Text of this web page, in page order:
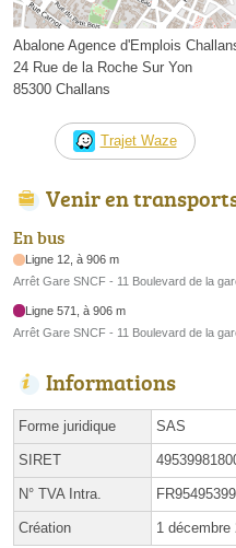
Abalone Agence d'Emplois
24 Rue de la Roche Sur Yon
85300 Challans
Trajet Waze
Venir en
En bus
Ligne 12, à 906 m
Arrêt Gare SNCF - 11 Boulevard de la
Ligne 571, à 906 m
Arrêt Gare SNCF - 11 Boulevard de la
Informations
Forme juridique SAS
SIRET
N° TVA Intra.
Création 1 décembre